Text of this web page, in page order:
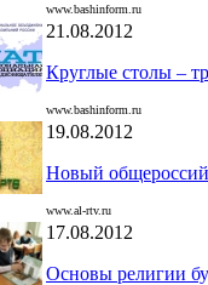
www.bashinform.ru
21.08.2012
Круглые столы –
www.bashinform.ru
19.08.2012
Новый
www.al-rtv.ru
17.08.2012
Основы религии